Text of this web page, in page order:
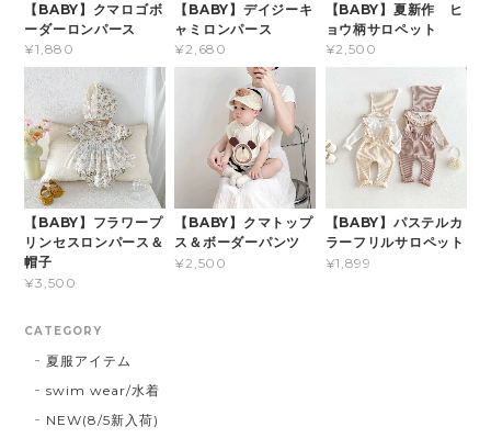
【BABY】クマロゴボ
ーダーロンパース
¥1,880
【BABY】デイジーキ
ャミロンパース
¥2,680
【BABY】夏新作 ヒ
ョウ柄サロペット
¥2,500
【BABY】フラワープ
リンセスロンパース＆
帽子
¥3,500
【BABY】クマトップ
ス＆ボーダーパンツ
¥2,500
【BABY】パステルカ
ラーフリルサロペット
¥1,899
CATEGORY
夏服アイテム
swim wear/水着
NEW(8/5新入荷)